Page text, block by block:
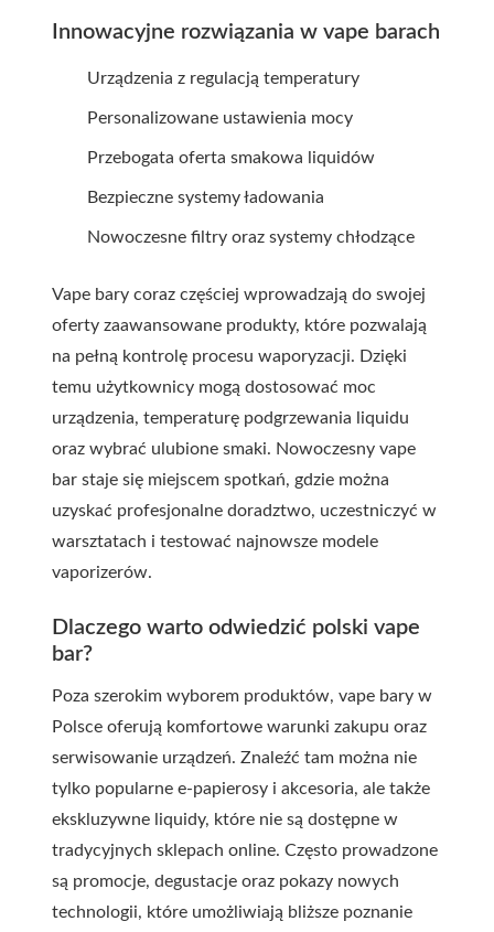
Innowacyjne rozwiązania w vape barach
Urządzenia z regulacją temperatury
Personalizowane ustawienia mocy
Przebogata oferta smakowa liquidów
Bezpieczne systemy ładowania
Nowoczesne filtry oraz systemy chłodzące
Vape bary coraz częściej wprowadzają do swojej
oferty zaawansowane produkty, które pozwalają
na pełną kontrolę procesu waporyzacji. Dzięki
temu użytkownicy mogą dostosować moc
urządzenia, temperaturę podgrzewania liquidu
oraz wybrać ulubione smaki. Nowoczesny vape
bar staje się miejscem spotkań, gdzie można
uzyskać profesjonalne doradztwo, uczestniczyć w
warsztatach i testować najnowsze modele
vaporizerów.
Dlaczego warto odwiedzić polski vape
bar?
Poza szerokim wyborem produktów, vape bary w
Polsce oferują komfortowe warunki zakupu oraz
serwisowanie urządzeń. Znaleźć tam można nie
tylko popularne e-papierosy i akcesoria, ale także
ekskluzywne liquidy, które nie są dostępne w
tradycyjnych sklepach online. Często prowadzone
są promocje, degustacje oraz pokazy nowych
technologii, które umożliwiają bliższe poznanie